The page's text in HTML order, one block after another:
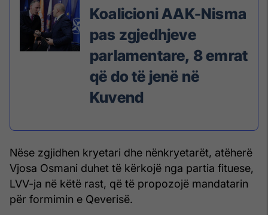
Koalicioni AAK-Nisma
pas zgjedhjeve
parlamentare, 8 emrat
që do të jenë në
Kuvend
Nëse zgjidhen kryetari dhe nënkryetarët, atëherë
Vjosa Osmani duhet të kërkojë nga partia fituese,
LVV-ja në këtë rast, që të propozojë mandatarin
për formimin e Qeverisë.